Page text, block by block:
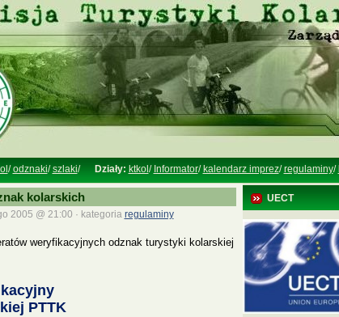
/odznaki/szlaki/ Działy: ktkol / Informator/ kalendarz imprez/regulaminy/
kolarskich
2005 @ 21:00 · kategoria regulaminy
weryfikacyjnych odznak turystyki kolarskiej
PTTK
UECT